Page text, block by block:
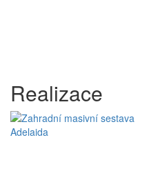
Realizace